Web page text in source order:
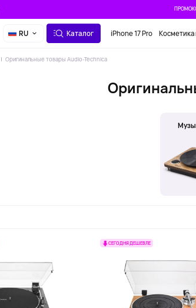
RU Каталог iPhone 17 Pro Косметика
Оригинальные товары Audio-Technica
СЕГОДНЯ ДЕШЕВЛЕ